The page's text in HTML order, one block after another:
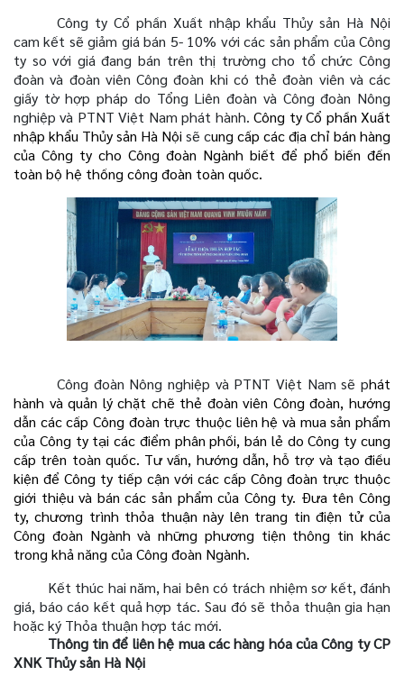
Công ty Cổ phần Xuất nhập khẩu Thủy sản Hà Nội
cam kết sẽ giảm giá bán 5- 10% với các sản phẩm của Công
ty so với giá đang bán trên thị trường cho tổ chức Công
đoàn và đoàn viên Công đoàn khi có thẻ đoàn viên và các
giấy tờ hợp pháp do Tổng Liên đoàn và Công đoàn Nông
nghiệp và PTNT Việt Nam phát hành.Công ty Cổ phần Xuất
nhập khẩu Thủy sản Hà Nội sẽ cung cấp các địa chỉ bán hàng
của Công ty cho Công đoàn Ngành biết để phổ biến đến
toàn bộ hệ thống công đoàn toàn quốc.
Công đoàn Nông nghiệp và PTNT Việt Nam sẽ phát
hành và quản lý chặt chẽ thẻ đoàn viên Công đoàn, hướng
dẫn các cấp Công đoàn trực thuộc liên hệ và mua sản phẩm
của Công ty tại các điểm phân phối, bán lẻ do Công ty cung
cấp trên toàn quốc. Tư vấn, hướng dẫn, hỗ trợ và tạo điều
kiện để Công ty tiếp cận với các cấp Công đoàn trực thuộc
giới thiệu và bán các sản phẩm của Công ty. Đưa tên Công
ty, chương trình thỏa thuận này lên trang tin điện tử của
Công đoàn Ngành và những phương tiện thông tin khác
trong khả năng của Công đoàn Ngành.
Kết thúc hai năm, hai bên có trách nhiệm sơ kết, đánh
giá, báo cáo kết quả hợp tác. Sau đó sẽ thỏa thuận gia hạn
hoặc ký Thỏa thuận hợp tác mới.
Thông tin để liên hệ mua các hàng hóa của Công ty CP
XNK Thủy sản Hà Nội